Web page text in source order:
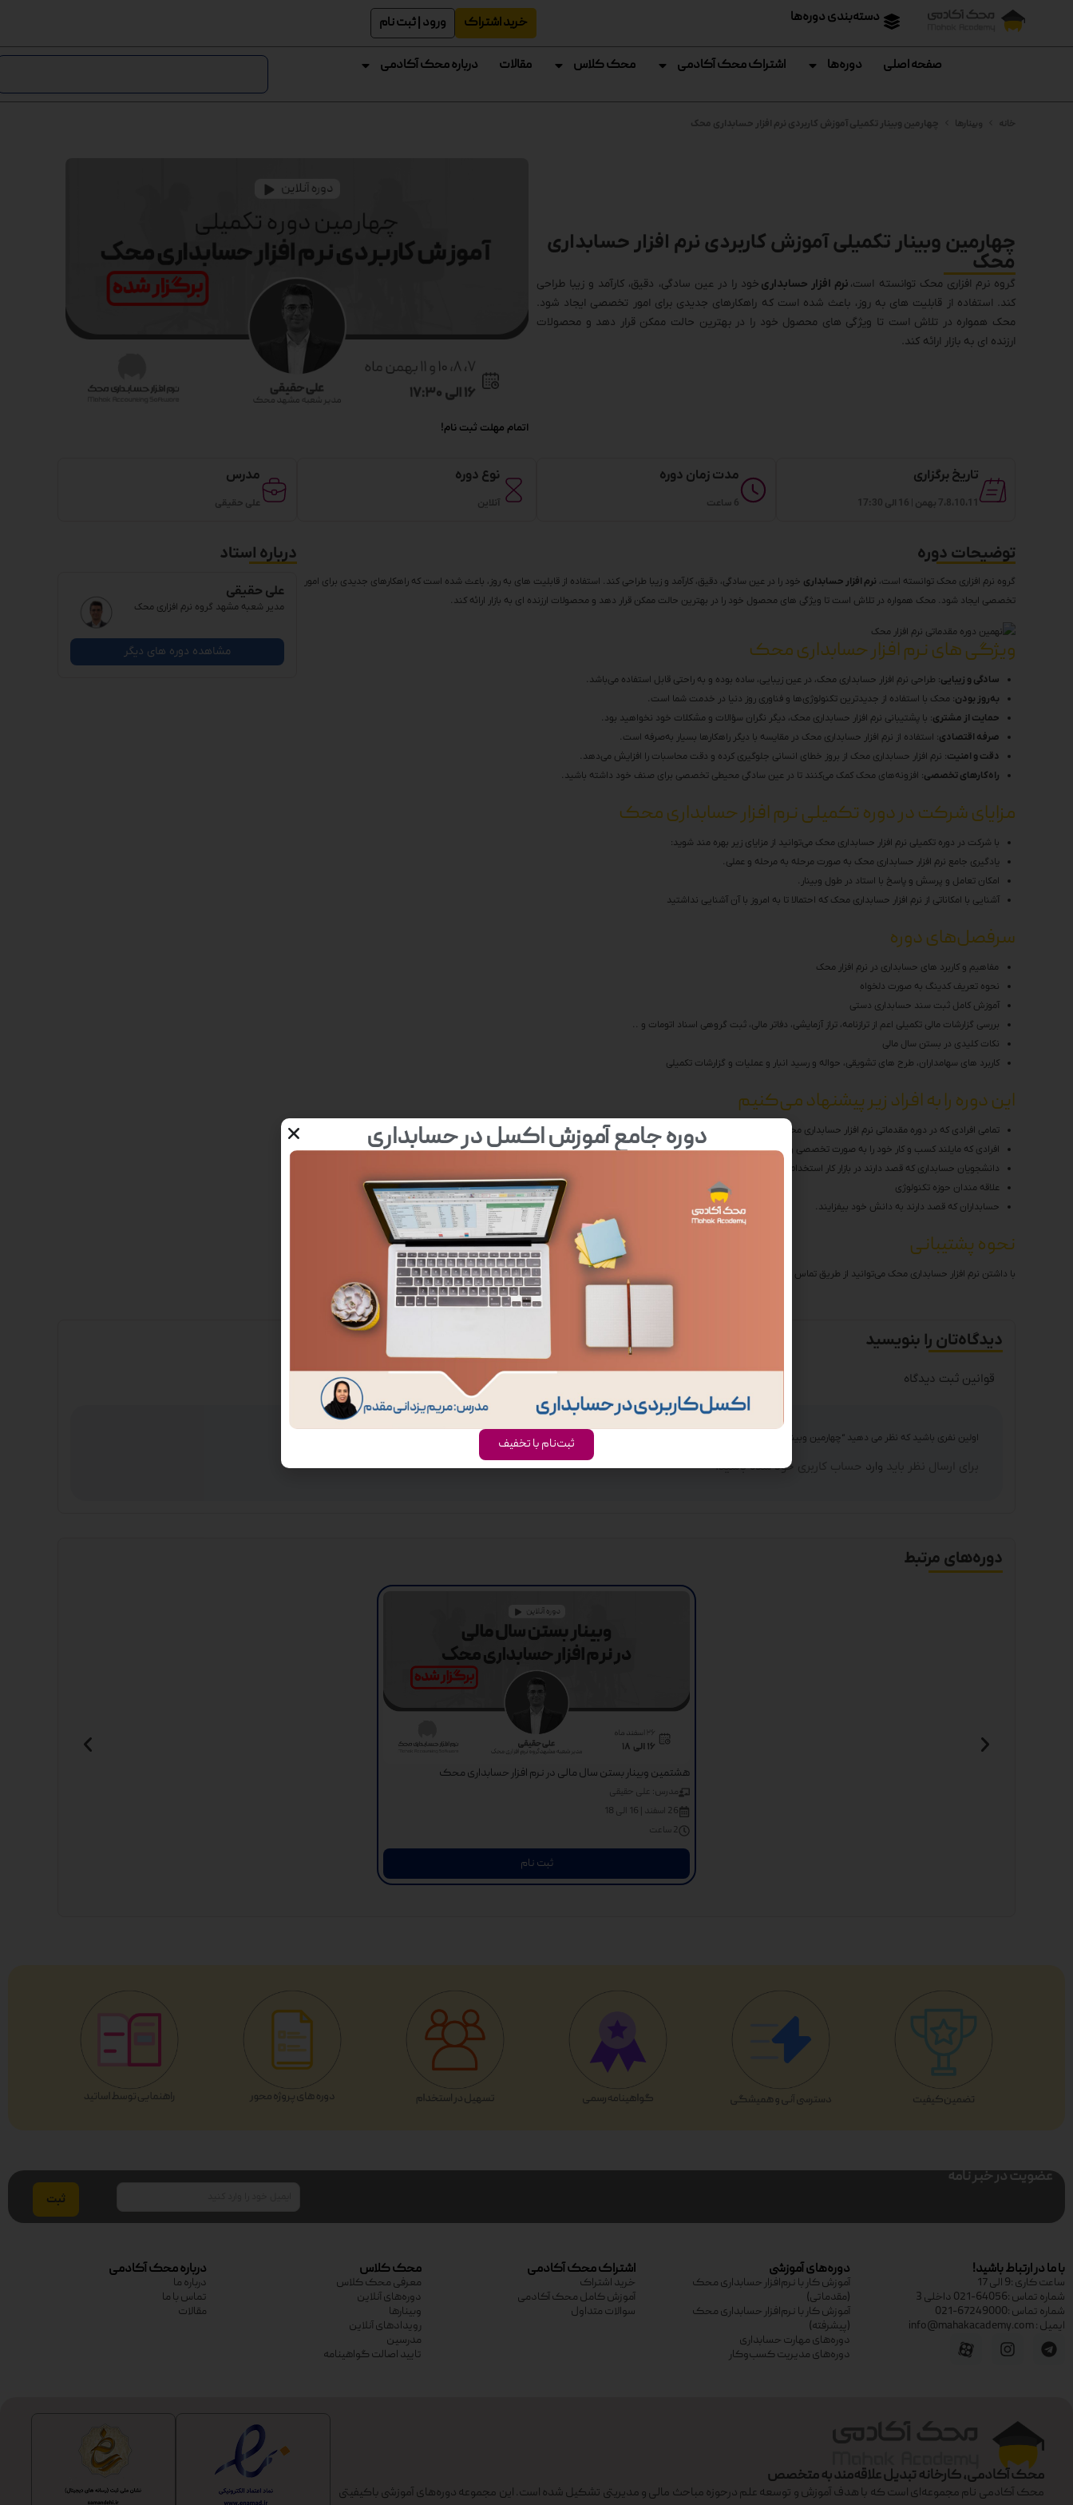
دسته‌بندی دوره‌ها خرید اشتراک ورود | ثبت نام
صفحه اصلی دوره‌ها اشتراک محک آکادمی محک کلاس مقالات درباره محک آکادمی
خانه وبینارها چهارمین وبینار تکمیلی آموزش کاربردی نرم افزار حسابداری محک
چهارمین وبینار تکمیلی آموزش کاربردی نرم افزار حسابداری
محک
گروه نرم افزاری محک توانسته است، نرم افزار حسابداری خود را در عین سادگی، دقیق، کارآمد و زیبا طراحی
کند. استفاده از قابلیت های به روز، باعث شده است که راهکارهای جدیدی برای امور تخصصی ایجاد شود.
محک همواره در تلاش است تا ویژگی های محصول خود را در بهترین حالت ممکن قرار دهد و محصولات
ارزنده ای به بازار ارائه کند.
اتمام مهلت ثبت نام!
تاریخ برگزاری
7،8،10،11 بهمن | 16 الی 17:30
مدت زمان دوره
6 ساعت
نوع دوره
آنلاین
مدرس
علی حقیقی
توضیحات دوره
گروه نرم افزاری محک توانسته است، نرم افزار حسابداری خود را در عین سادگی، دقیق، کارآمد و زیبا طراحی کند. استفاده از قابلیت های به روز، باعث شده است که راهکارهای جدیدی برای امور
تخصصی ایجاد شود. محک همواره در تلاش است تا ویژگی های محصول خود را در بهترین حالت ممکن قرار دهد و محصولات ارزنده ای به بازار ارائه کند.
ویژگی های نرم افزار حسابداری محک
سادگی و زیبایی: طراحی نرم افزار حسابداری محک، در عین زیبایی، ساده بوده و به راحتی قابل استفاده می‌باشد.
به‌روز بودن: محک با استفاده از جدیدترین تکنولوژی‌ها و فناوری‌ روز دنیا در خدمت شما است.
حمایت از مشتری: با پشتیبانی نرم افزار حسابداری محک، دیگر نگران سؤالات و مشکلات خود نخواهید بود.
صرفه اقتصادی: استفاده از نرم افزار حسابداری محک در مقایسه با دیگر راهکارها بسیار به‌صرفه است.
دقت و امنیت: نرم افزار حسابداری محک از بروز خطای انسانی جلوگیری کرده و دقت محاسبات را افزایش می‌دهد.
راه‌کارهای تخصصی: افزونه‌های محک کمک می‌کنند تا در عین سادگی محیطی تخصصی برای صنف خود داشته باشید.
مزایای شرکت در دوره تکمیلی نرم افزار حسابداری محک
با شرکت در دوره تکمیلی نرم افزار حسابداری محک می‌توانید از مزایای زیر بهره مند شوید:
یادگیری جامع نرم افزار حسابداری محک به صورت مرحله به مرحله و عملی.
امکان تعامل و پرسش و پاسخ با استاد در طول وبینار.
آشنایی با امکاناتی از نرم افزار حسابداری محک که احتمالا تا به امروز با آن آشنایی نداشتید
سرفصل‌های دوره
مفاهیم و کاربرد های حسابداری در نرم افزار محک
نحوه تعریف کدینگ به صورت دلخواه
آموزش کامل ثبت سند حسابداری دستی
بررسی گزارشات مالی تکمیلی اعم از ترازنامه، تراز آزمایشی، دفاتر مالی، ثبت گروهی اسناد اتومات و ..
نکات کلیدی در بستن سال مالی
کاربرد های سهامداران، طرح های تشویقی، حواله و رسید انبار و عملیات و گزارشات تکمیلی
این دوره را به افراد زیر پیشنهاد می‌کنیم
تمامی افرادی که در دوره مقدماتی نرم افزار حسابداری محک شرکت کرده اند و تسلط نسبی به بخش‌های مختلف نرم افزار دارند.
افرادی که مایلند کسب و کار خود را به صورت تخصصی و اصولی مدیریت کنند.
دانشجویان حسابداری که قصد دارند در بازار کار استخدام شوند.
علاقه مندان حوزه تکنولوژی
حسابداران که قصد دارند به دانش خود بیفزایند.
نحوه پشتیبانی
با داشتن نرم افزار حسابداری محک می‌توانید از طریق تماس با شماره 02164056 داخلی 1 و وارد کردن شماره بسته خود با تیم پشتیبانی نرم افزار حسابداری محک در ارتباط باشید.
درباره استاد
علی حقیقی
مدیر شعبه مشهد گروه نرم افزاری محک
مشاهده دوره های دیگر
دیدگاه‌تان را بنویسید
قوانین ثبت دیدگاه
اولین نفری باشید که نظر می دهید “چهارمین وبینار تکمیلی آموزش کاربردی نرم افزار حسابداری محک”
برای ارسال نظر باید وارد حساب کاربری خود شده باشید.
دوره‌های مرتبط
هشتمین وبینار بستن سال مالی در نرم افزار حسابداری محک
مدرس: علی حقیقی
26 اسفند | 16 الی 18
2 ساعت
ثبت نام
عضویت در خبر نامه
ایمیل
با ما در ارتباط باشید!
ساعت کاری :9 الی 17
شماره تماس :64056-021 داخلی 3
شماره تماس :67249000-021
ایمیل : info@mahakacademy.com
دوره‌های آموزشی
آموزش کار با نرم‌افزار حسابداری محک
(مقدماتی)
آموزش کار با نرم‌افزار حسابداری محک
(پیشرفته)
دوره‌های مهارت حسابداری
دوره‌های مدیریت کسب‌وکار
اشتراک محک آکادمی
خرید اشتراک
آموزش کامل محک آکادمی
سوالات متداول
محک کلاس
معرفی محک کلاس
دوره‌های آنلاین
وبینارها
رویدادهای آنلاین
مدرسین
تایید اصالت گواهینامه
درباره محک آکادمی
درباره ما
تماس با ما
مقالات
محک آکادمی، کارخانه تبدیل علاقه‌مند به متخصص
محک آکادمی نام مجموعه‌ای است که با هدف آموزش و توسعه علم درحوزه مباحث مالی و مدیریتی تشکیل شده است. این مجموعه دوره‌های آموزشی باکیفیتی
دوره جامع آموزش اکسل در حسابداری
ثبت‌نام با تخفیف